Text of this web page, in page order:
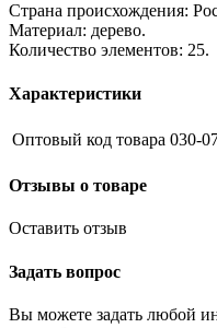
Страна происхождения:
Материал: дерево.
Количество элементов: 25.
Характеристики
Оптовый код товара 030-
Отзывы о товаре
Оставить отзыв
Задать вопрос
Вы можете задать любой